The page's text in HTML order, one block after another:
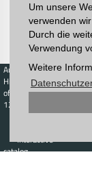
Um unsere
verwenden wir
Durch die
Verwendung
Weitere
Auctions
Highest acceptance
of bids
123. Auktion
Schedule
Interactive
catalog
Buy